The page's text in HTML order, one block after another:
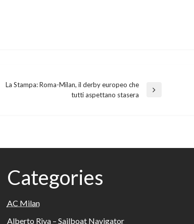
La Stampa: Roma-Milan, il derby europeo che
tutti aspettano stasera
Categories
AC Milan
Alberto Riva – Sailboat Navigator